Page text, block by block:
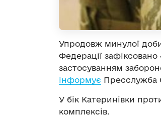
Упродовж минулої
Федерації
застосуванням
інформує Пресслужба
У бік Катеринівки
комплексів.